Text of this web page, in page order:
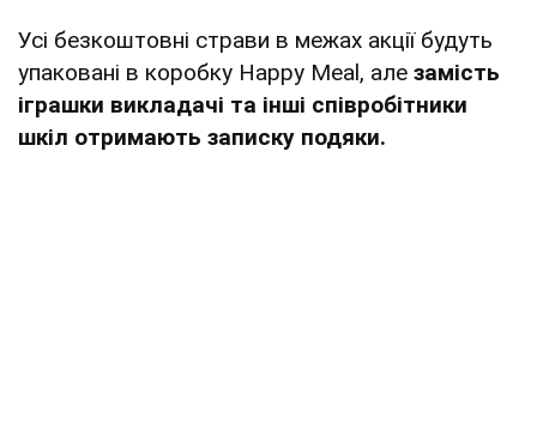
Усі безкоштовні страви в межах акції будуть
упаковані в коробку Happy Meal, але замість
іграшки викладачі та інші співробітники
шкіл отримають записку подяки.